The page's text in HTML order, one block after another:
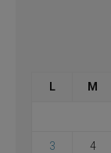
L M
3 4